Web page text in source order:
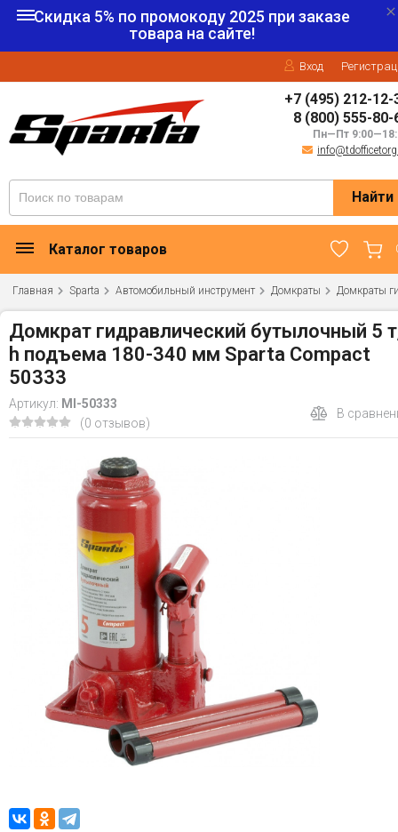
Скидка 5% по промокоду 2025 при заказе
товара на сайте!
Вход
+7 (495) 212-12-
8 (800) 555-80-
Пн—Пт
Найти
Каталог товаров
Главная Sparta Автомобильный инструмент Домкраты Домкраты
Домкрат гидравлический бутылочный 5
h подъема 180-340 мм Sparta Compact
50333
Артикул: MI-50333
(0 отзывов)
В